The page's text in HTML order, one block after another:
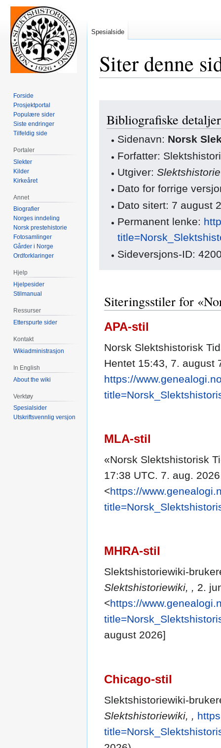
Siter denne
navigering
søkBibliografiske
Sidenavn: Norsk
Forfatter:
Utgiver:
Dato for forrige
Dato sitert: 7 august
Permanent lenke:
Sideversjons-ID:
Siteringsstiler for
APA-stil
Norsk Slektshistorisk
Hentet 15:43, 7. august
https://
MLA-stil
«Norsk Slektshistorisk
17:38 UTC. 7. aug.
<https://
MHRA-stil
Slektshistoriewiki-
Slektshistoriewiki, , 2.
<https://
august 2026]
Chicago-stil
Slektshistoriewiki-
Slektshistoriewiki, ,
Spesialside
Forside
Prosjektportal
Populære sider
Siste endringer
Tilfeldig side
Portaler
Slekter
Kilder
Kirkeåret
Annet
Biografier
Norges inndeling
Norsk prestehistorie
Fotosamlinger
Gårder i Norge
Ordforklaringer
Hjelp
Hjelpesider
Stilmanual
Ressurser
Etterspurte sider
Kontakt
Wikiadministrasjon
In English
About the wiki
Verktøy
Spesialsider
Utskriftsvennlig versjon